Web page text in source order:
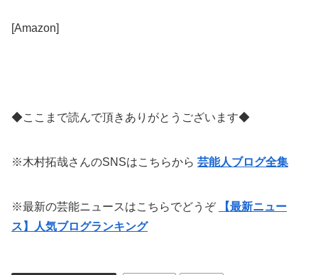
[Amazon]
◆ここまで読んで頂きありがとうございます◆
※木村拓哉さんのSNSはこちらから 芸能人ブログ全集
※最新の芸能ニュースはこちらでどうぞ
【最新ニュー
ス】人気ブログランキング